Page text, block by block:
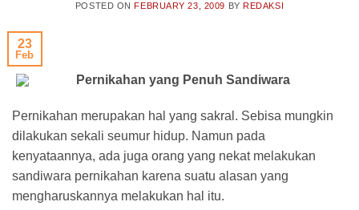
POSTED ON FEBRUARY 23, 2009 BY REDAKSI
23
Feb
Pernikahan yang Penuh Sandiwara
Pernikahan merupakan hal yang sakral. Sebisa mungkin
dilakukan sekali seumur hidup. Namun pada
kenyataannya, ada juga orang yang nekat melakukan
sandiwara pernikahan karena suatu alasan yang
mengharuskannya melakukan hal itu.